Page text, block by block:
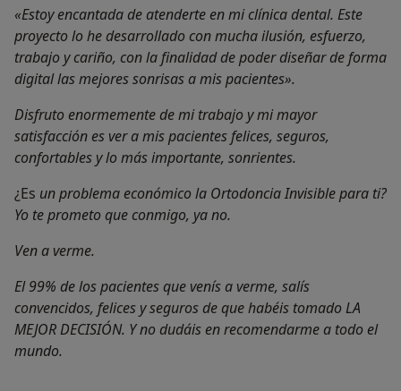
«Estoy encantada de atenderte en mi clínica dental. Este
proyecto lo he desarrollado con mucha ilusión, esfuerzo,
trabajo y cariño, con la finalidad de poder diseñar de forma
digital las mejores sonrisas a mis pacientes».
Disfruto enormemente de mi trabajo y mi mayor
satisfacción es ver a mis pacientes felices, seguros,
confortables y lo más importante, sonrientes.
¿Es un problema económico la Ortodoncia Invisible para ti?
Yo te prometo que conmigo, ya no.
Ven a verme.
El 99% de los pacientes que venís a verme, salís
convencidos, felices y seguros de que habéis tomado LA
MEJOR DECISIÓN. Y no dudáis en recomendarme a todo el
mundo.